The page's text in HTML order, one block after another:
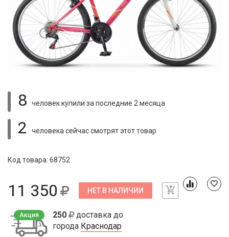
8 человек купили за последние 2 месяца
2 человека сейчас смотрятэтот товар
Код товара: 68752
11 350 НЕТ В НАЛИЧИИ
Акция 250
доставка до
города Краснодар